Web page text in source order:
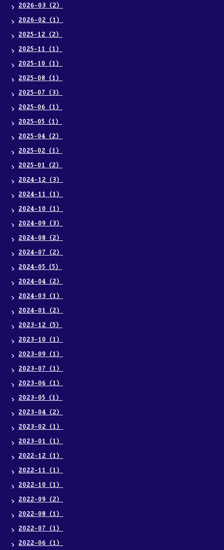
2026-03（2）
2026-02（1）
2025-12（2）
2025-11（1）
2025-10（1）
2025-08（1）
2025-07（3）
2025-06（1）
2025-05（1）
2025-04（2）
2025-02（1）
2025-01（2）
2024-12（3）
2024-11（1）
2024-10（1）
2024-09（3）
2024-08（2）
2024-07（2）
2024-05（5）
2024-04（2）
2024-03（1）
2024-01（2）
2023-12（5）
2023-10（1）
2023-09（1）
2023-07（1）
2023-06（1）
2023-05（1）
2023-04（2）
2023-02（1）
2023-01（1）
2022-12（1）
2022-11（1）
2022-10（1）
2022-09（2）
2022-08（1）
2022-07（1）
2022-06（1）